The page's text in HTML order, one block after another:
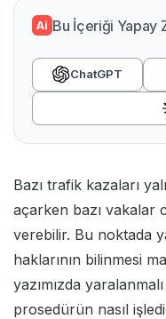
Ai Bu İçeriği Yapay
ChatGPT
Bazı trafik kazaları
açarken bazı vakalar
verebilir. Bu noktada
haklarının bilinmesi
yazımızda
prosedürün nasıl